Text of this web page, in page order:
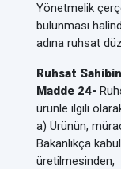
Yönetmelik
bulunması
adına ruhsat
Ruhsat
Madde 24-
ürünle ilgili
a) Ürünün,
Bakanlıkça
üretilmesinden,